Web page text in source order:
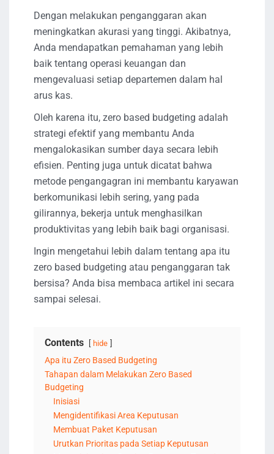
Dengan melakukan penganggaran akan
meningkatkan akurasi yang tinggi. Akibatnya,
Anda mendapatkan pemahaman yang lebih
baik tentang operasi keuangan dan
mengevaluasi setiap departemen dalam hal
arus kas.
Oleh karena itu, zero based budgeting adalah
strategi efektif yang membantu Anda
mengalokasikan sumber daya secara lebih
efisien. Penting juga untuk dicatat bahwa
metode pengangagran ini membantu karyawan
berkomunikasi lebih sering, yang pada
gilirannya, bekerja untuk menghasilkan
produktivitas yang lebih baik bagi organisasi.
Ingin mengetahui lebih dalam tentang apa itu
zero based budgeting atau penganggaran tak
bersisa? Anda bisa membaca artikel ini secara
sampai selesai.
Contents hide
Apa itu Zero Based Budgeting
Tahapan dalam Melakukan Zero Based
Budgeting
Inisiasi
Mengidentifikasi Area Keputusan
Membuat Paket Keputusan
Urutkan Prioritas pada Setiap Keputusan